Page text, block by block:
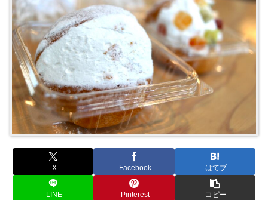
X Facebook はてブ
LINE Pinterest コピー